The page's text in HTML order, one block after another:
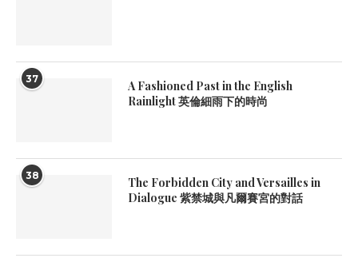
37
A Fashioned Past in the English
Rainlight 英倫細雨下的時尚
38
The Forbidden City and Versailles in
Dialogue 紫禁城與凡爾賽宮的對話